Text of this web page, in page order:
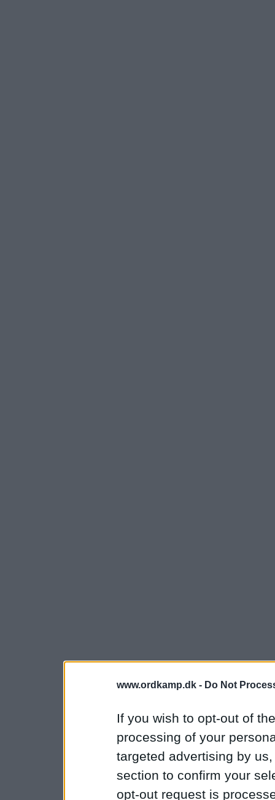
www.ordkamp.dk - Do Not
If you wish to opt-out of
processing of your
targeted advertising by
section to confirm your
opt-out request is